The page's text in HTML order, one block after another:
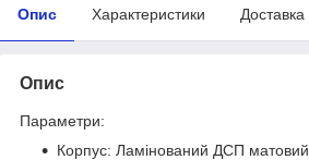
Опис Характеристики Доставка
Опис
Параметри:
Корпус: Ламінований ДСП матовий